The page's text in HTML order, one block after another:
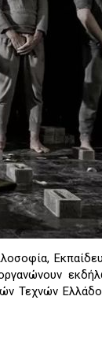
Τεχνών